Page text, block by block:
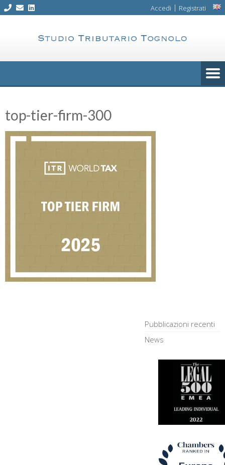
Skip
Accedi | Registrati
top-tier-firm-300
Pubblicazioni recenti
News